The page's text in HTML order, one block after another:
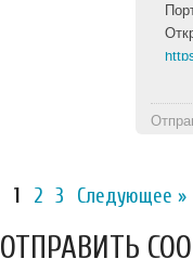
1 2 3 Следующее »
ОТПРАВИТЬ